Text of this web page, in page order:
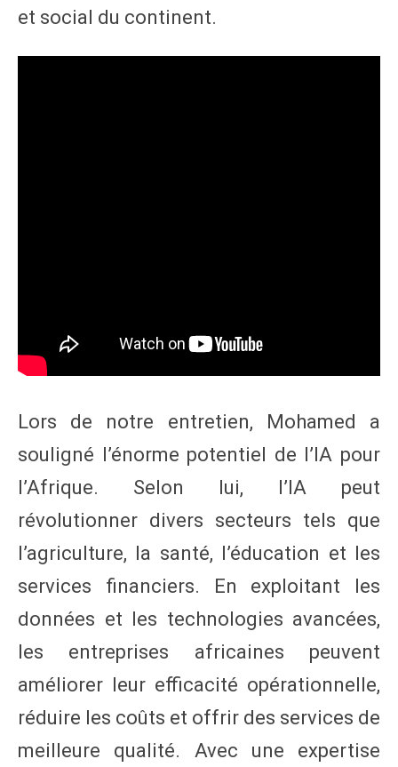
et social du continent.
Lors de notre entretien, Mohamed a
souligné l’énorme potentiel de l’IA pour
l’Afrique. Selon lui, l’IA peut
révolutionner divers secteurs tels que
l’agriculture, la santé, l’éducation et les
services financiers. En exploitant les
données et les technologies avancées,
les entreprises africaines peuvent
améliorer leur efficacité opérationnelle,
réduire les coûts et offrir des services de
meilleure qualité. Avec une expertise